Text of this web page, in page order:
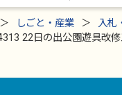
しごと・産業 入札
22日の出公園遊具改